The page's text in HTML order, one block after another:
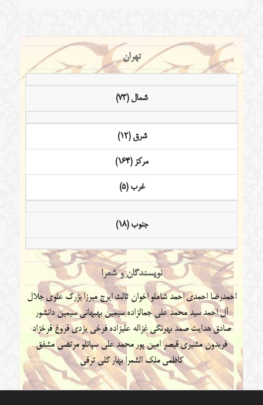
تهران
شمال (73)
شرق (12)
مرکز (164)
غرب (5)
جنوب (18)
نویسندگان و شعرا
احمدرضا احمدیاحمد شاملو اخوان ثالثایرج میرزابزرگ علوی جلال
آل احمدسید محمد علی جمالزادهسیمین بهبهانیسیمین دانشور
صادق هدایتصمد بهرنگی غزاله علیزادهفرخی یزدی فروغ فرخزاد
فریدون مشیری قیصر امین پورمحمد علی سپانلومرتضی مشفق
کاظمی ملک الشعرا بهار گلی ترقی